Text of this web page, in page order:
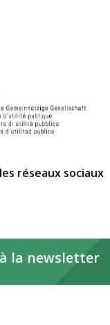
réseaux sociaux
la newsletter